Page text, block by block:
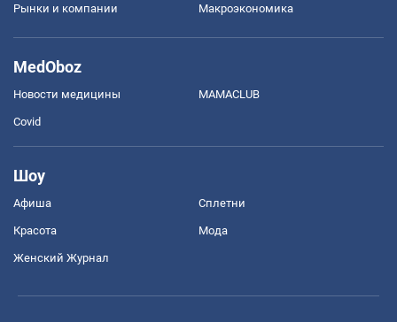
Рынки и компании Mакроэкономика
MedOboz
Новости медицины MAMACLUB
Covid
Шоу
Афиша Сплетни
Красота Мода
Женский Журнал